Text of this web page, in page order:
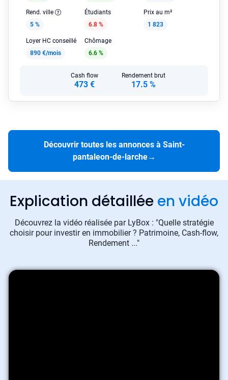
Rend. ville
5 %
Étudiants
6.8 %
Prix au m²
1 823
Loyer HC conseillé
890 €/mois
Chômage
6.6 %
Cash flow
473 €
Rendement brut
17.5 %
Découvrir toutes les annonces à Saint-
pantaleon-de-larche→
Explication détaillée en vidéo
Découvrez la vidéo réalisée par LyBox : "Quelle stratégie
choisir pour investir en immobilier ? Patrimoine, Cash-flow,
Rendement ..."